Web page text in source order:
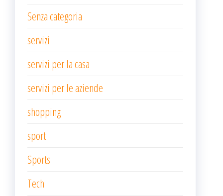
Senza categoria
servizi
servizi per la casa
servizi per le aziende
shopping
sport
Sports
Tech